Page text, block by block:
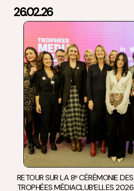
26.02.26
RETOUR SUR LA 8ᵉ CÉRÉMONIE DES
TROPHÉES MÉDIACLUB’ELLES 2026